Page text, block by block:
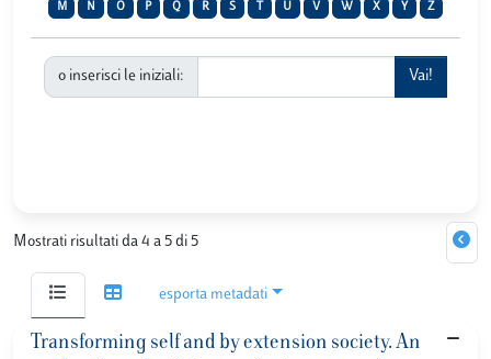
M N O P Q R S U V W X Y Z
o inserisci le iniziali:
Mostrati risultati da 4 a 5 di 5
esporta metadati
Transforming self and by extension society. An